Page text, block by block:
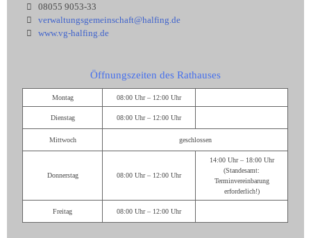
08055 9053-33
verwaltungsgemeinschaft@halfing.de
www.vg-halfing.de
Öffnungszeiten des Rathauses
Montag 08:00 Uhr – 12:00 Uhr
Dienstag 08:00 Uhr – 12:00 Uhr
Mittwoch geschlossen
Donnerstag 08:00 Uhr – 12:00 Uhr
14:00 Uhr – 18:00 Uhr
(Standesamt:
Terminvereinbarung
erforderlich!)
Freitag 08:00 Uhr – 12:00 Uhr